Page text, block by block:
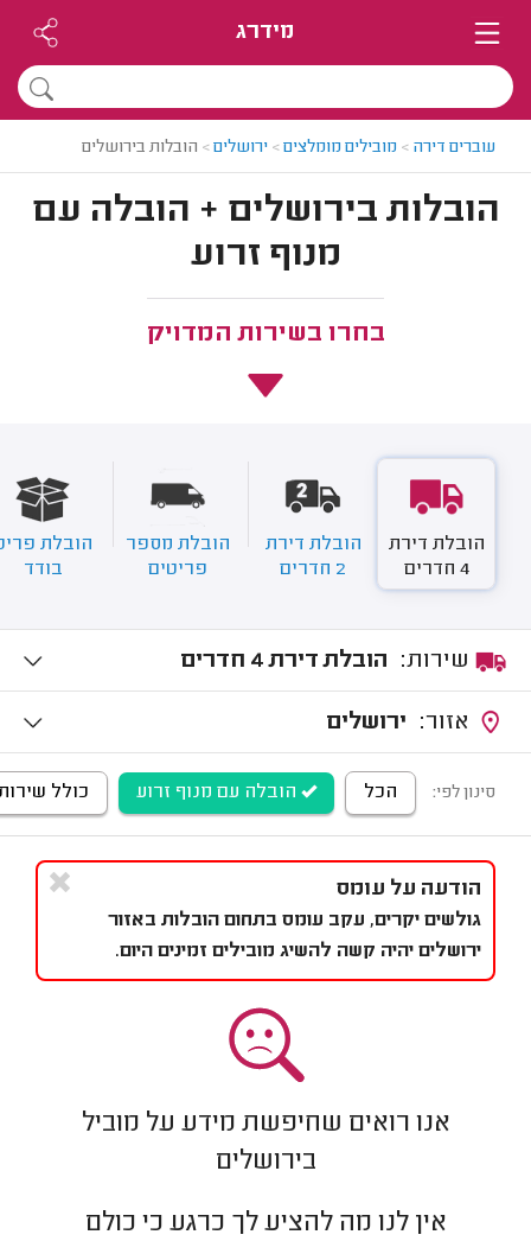
מידרג
עוברים דירה > מובילים מומלצים> ירושלים> הובלות בירושלים
הובלות בירושלים + הובלה עם
מנוף זרוע
בחרו בשירות המדויק
הובלת דירת
4 חדרים
הובלת דירת
2 חדרים
הובלת מספר
פריטים
הובלת
בודד
הובלת דירת 4 חדרים
ירושלים
סינון לפי: הכל הובלה עם מנוף זרוע כולל
הודעה על עומס
גולשים יקרים, עקב עומס בתחום הובלות באזור
ירושלים יהיה קשה להשיג מובילים זמינים היום.
אנו רואים שחיפשת מידע על מוביל
בירושלים
אין לנו מה להציע לך כרגע כי כולם